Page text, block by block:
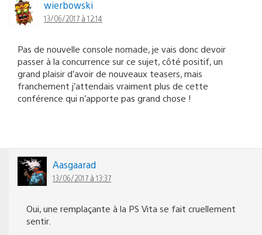
wierbowski
13/06/2017 à 12:14
Pas de nouvelle console nomade, je vais donc devoir
passer à la concurrence sur ce sujet, côté positif, un
grand plaisir d’avoir de nouveaux teasers, mais
franchement j’attendais vraiment plus de cette
conférence qui n’apporte pas grand chose !
Aasgaarad
13/06/2017 à 13:37
Oui, une remplaçante à la PS Vita se fait cruellement
sentir.